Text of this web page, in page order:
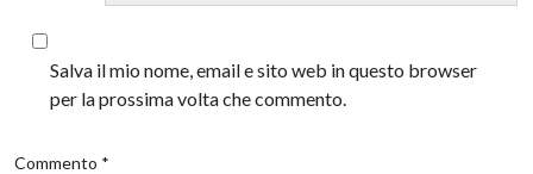
Salva il mio nome, email e sito web in questo browser
per la prossima volta che commento.
Commento *